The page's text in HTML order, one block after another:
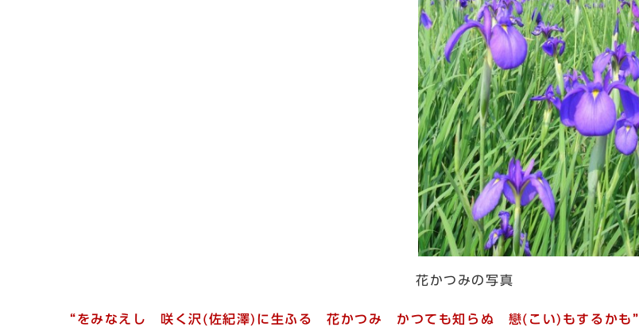
花かつみの写真
“をみなえし 咲く沢(佐紀澤)に生ふる 花かつみ かつても知らぬ 戀(こい)もするかも”